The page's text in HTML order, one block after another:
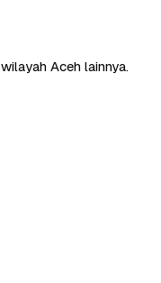
Aceh lainnya.